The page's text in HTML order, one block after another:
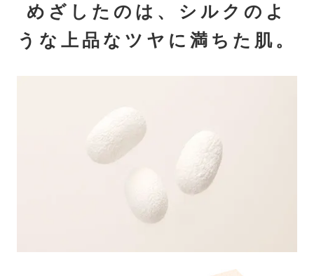
めざしたのは、シルクのよ
うな上品なツヤに満ちた肌。